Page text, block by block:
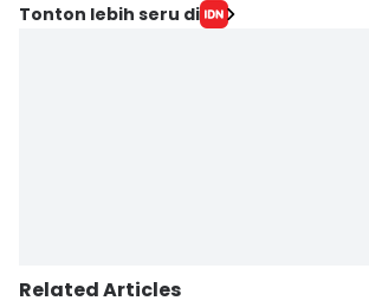
Tonton lebih seru di
Related Articles